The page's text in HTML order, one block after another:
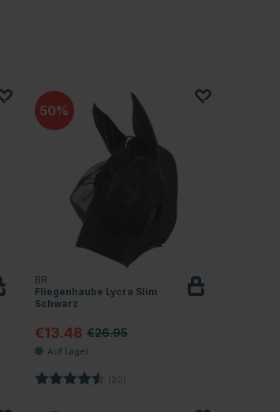
50
BR
Fliegenhaube Lycra Slim
Schwarz
€13.48 €26.95
Bewertung: (20)